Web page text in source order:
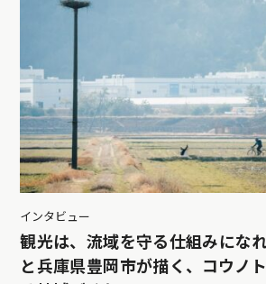
インタビュー
観光は、流域を守る仕組みにな
と兵庫県豊岡市が描く、コウノ